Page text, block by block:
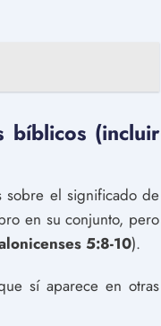
bíblicos (incluir
sobre el significado de
en su conjunto, pero
5:8-10).
sí aparece en otras